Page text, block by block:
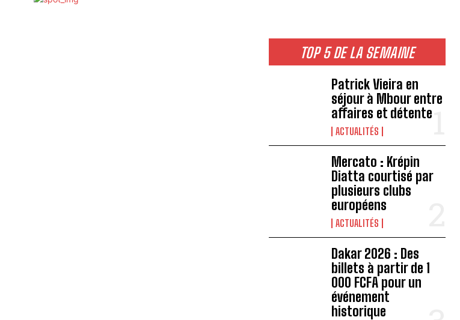
TOP 5 DE LA SEMAINE
Patrick Vieira en
séjour à Mbour entre
affaires et détente
ACTUALITÉS
Mercato : Krépin
Diatta courtisé par
plusieurs clubs
européens
ACTUALITÉS
Dakar 2026 : Des
billets à partir de 1
000 FCFA pour un
événement
historique